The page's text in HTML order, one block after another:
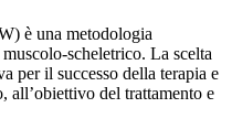
è una metodologia
scheletrico. La scelta
per il successo della terapia e
all’obiettivo del trattamento e